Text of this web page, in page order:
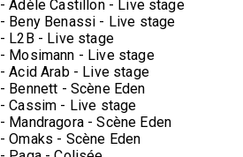
- Adèle Castillon - Live stage
- Beny Benassi - Live stage
- L2B - Live stage
- Mosimann - Live stage
- Acid Arab - Live stage
- Bennett - Scène Eden
- Cassim - Live stage
- Mandragora - Scène Eden
- Omaks - Scène Eden